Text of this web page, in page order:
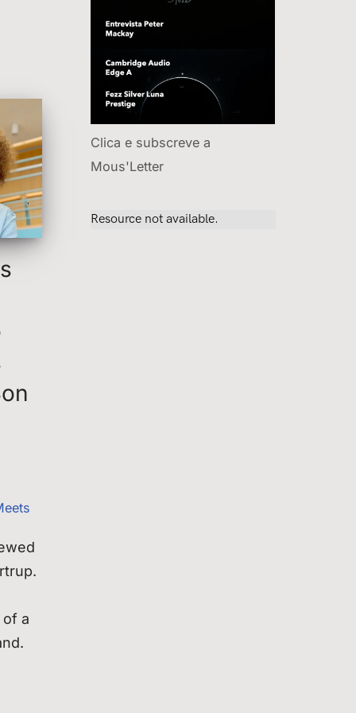
a
Clica e subscreve a
Mous'Letter